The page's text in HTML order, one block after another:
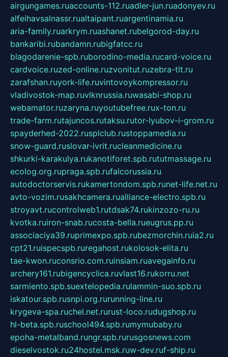
airgungames.ruaccounts-112.ruadler-jun.ruadonyev.ru
alfeihavsalnassr.rualtaipant.ruargentinamia.ru
aria-family.ruarkrym.ruashanet.rubelgorod-day.ru
bankaribi.rubandamn.rubigfatcc.ru
blagodarenie-spb.ruborodino-media.rucard-voice.ru
cardvoice.ruzed-online.ruzvonitut.ruzebra-tlt.ru
zarafshan.ruyork-life.ruvintovoykompressor.ru
vladivostok-map.ruvlknrussia.ruwasabi-shop.ru
webamator.ruzaryna.ruyoutubefree.rux-ton.ru
trade-farm.rutajuncos.rutaksu.rutor-lyubov-i-grom.ru
spayderhed-2022.rusplclub.rustoppamedia.ru
snow-guard.ruslovar-ivrit.rucleanmedicine.ru
shkurki-karakulya.rukanotiforet.spb.rututmassage.ru
ecolog.org.rupraga.spb.rufalcorussia.ru
autodoctorservis.rukamertondom.spb.runet-life.net.ru
avto-vozim.rusakhcamera.rualliance-electro.spb.ru
stroyavt.rucontrolweb1.rutdsak74.rukinzozo-ru.ru
kvotka.ruiron-snab.rucosta-bella.rueugrus.pp.ru
associaciya39.ruprimexpo.spb.rubezmorchin.ruia2.ru
cpt21.ruispecspb.ruregahost.rukolosok-elita.ru
tae-kwon.ruconsrio.com.ruinsiam.ruavegainfo.ru
archery161.rubigencyclica.ruvlast16.rukorru.net
sarmiento.spb.suextelopedia.rulammin-suo.spb.ru
iskatour.spb.rusnpi.org.rurunning-line.ru
krygeva-spa.ruchel.net.rurust-loco.rudugshop.ru
hl-beta.spb.ruschool494.spb.rumymubaby.ru
epoha-metalband.rungr.spb.rurusgosnews.com
dieselvostok.ru24hostel.msk.ruw-dev.ruf-ship.ru